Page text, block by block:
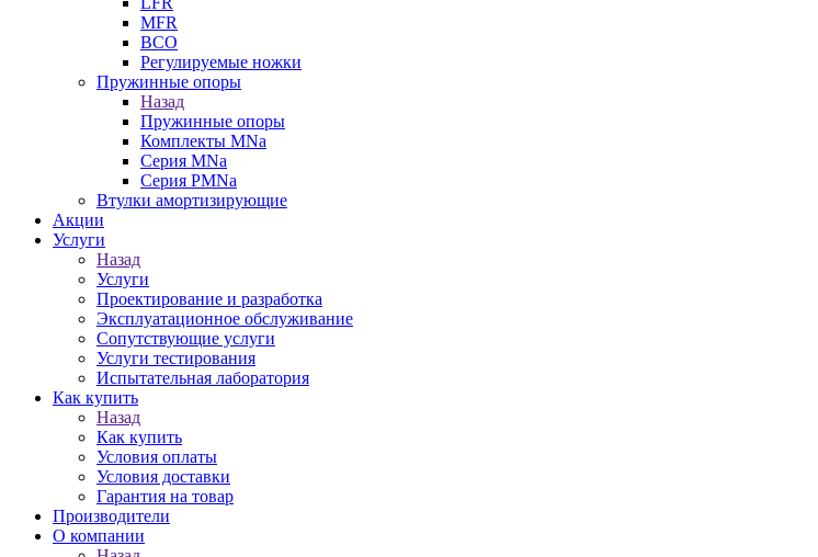
MFR
ВСО
Регулируемые ножки
Пружинные опоры
Назад
Пружинные опоры
Комплекты MNa
Серия MNa
Серия PMNa
Втулки амортизирующие
Акции
Услуги
Назад
Услуги
Проектирование и разработка
Эксплуатационное обслуживание
Сопутствующие услуги
Услуги тестирования
Испытательная лаборатория
Как купить
Назад
Как купить
Условия оплаты
Условия доставки
Гарантия на товар
Производители
О компании